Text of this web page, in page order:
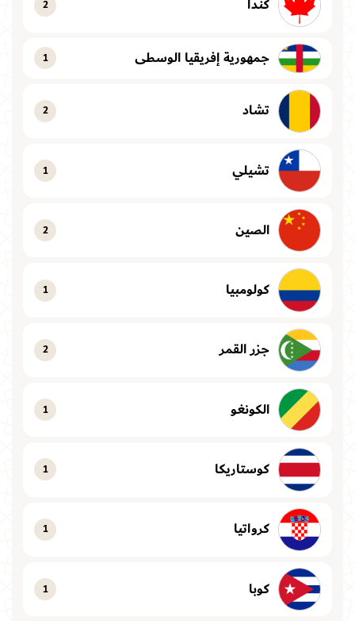
كندا 2
جمهورية إفريقيا الوسطى 1
تشاد 2
تشيلي 1
الصين 2
كولومبيا 1
جزر القمر 2
الكونغو 1
كوستاريكا 1
كرواتيا 1
كوبا 1